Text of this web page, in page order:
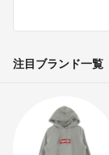
注目ブランド一覧